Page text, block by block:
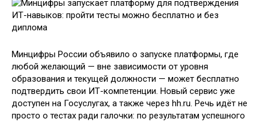
Минцифры России объявило о запуске платформы, где
любой желающий — вне зависимости от уровня
образования и текущей должности — может бесплатно
подтвердить свои ИТ-компетенции. Новый сервис уже
доступен на Госуслугах, а также через hh.ru. Речь идёт не
просто о тестах ради галочки: по результатам успешного